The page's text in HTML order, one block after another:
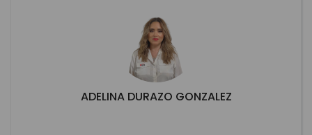
ADELINA DURAZO GONZALEZ